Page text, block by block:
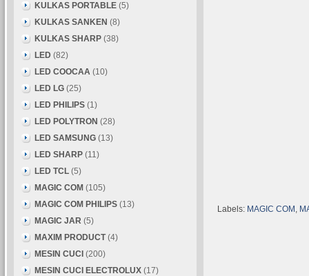
Labels: MAGIC COM
KULKAS PORTABLE (5)
KULKAS SANKEN (8)
KULKAS SHARP (38)
LED (82)
LED COOCAA (10)
LED LG (25)
LED PHILIPS (1)
LED POLYTRON (28)
LED SAMSUNG (13)
LED SHARP (11)
LED TCL (5)
MAGIC COM (105)
MAGIC COM PHILIPS (13)
MAGIC JAR (5)
MAXIM PRODUCT (4)
MESIN CUCI (200)
MESIN CUCI ELECTROLUX (17)